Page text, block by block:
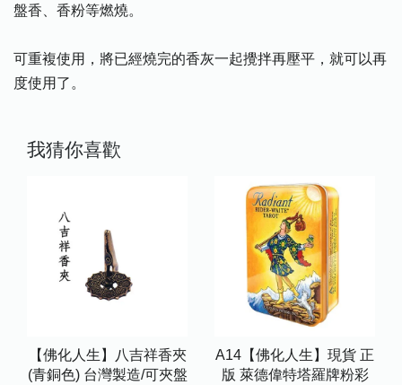
盤香、香粉等燃燒。
可重複使用，將已經燒完的香灰一起攪拌再壓平，就可以再
度使用了。
我猜你喜歡
【佛化人生】八吉祥香夾
(青銅色) 台灣製造/可夾盤
A14【佛化人生】現貨 正
版 萊德偉特塔羅牌粉彩